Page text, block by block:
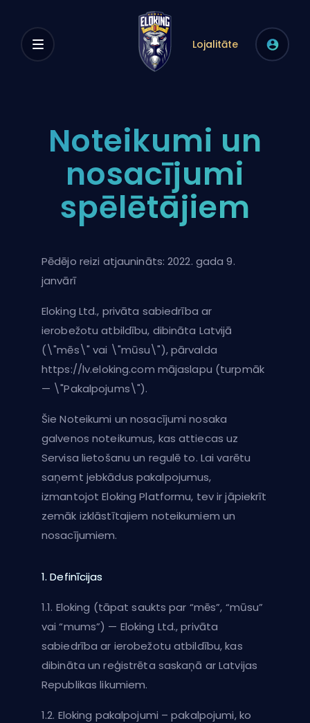
Lojalitāte
Noteikumi un
nosacījumi
spēlētājiem
Pēdējo reizi atjaunināts: 2022. gada 9.
janvārī
Eloking Ltd., privāta sabiedrība ar
ierobežotu atbildību, dibināta Latvijā
(\"mēs\" vai \"mūsu\"), pārvalda
https://lv.eloking.com mājaslapu (turpmāk
— \"Pakalpojums\").
Šie Noteikumi un nosacījumi nosaka
galvenos noteikumus, kas attiecas uz
Servisa lietošanu un regulē to. Lai varētu
saņemt jebkādus pakalpojumus,
izmantojot Eloking Platformu, tev ir jāpiekrīt
zemāk izklāstītajiem noteikumiem un
nosacījumiem.
1. Definīcijas
1.1. Eloking (tāpat saukts par “mēs”, “mūsu”
vai “mums”) — Eloking Ltd., privāta
sabiedrība ar ierobežotu atbildību, kas
dibināta un reģistrēta saskaņā ar Latvijas
Republikas likumiem.
1.2. Eloking pakalpojumi – pakalpojumi, ko